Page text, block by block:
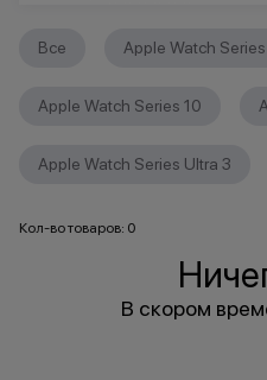
Все Apple Watch Series
Apple Watch Series 10
Apple Watch Series Ultra 3
Кол-во товаров: 0
В скором